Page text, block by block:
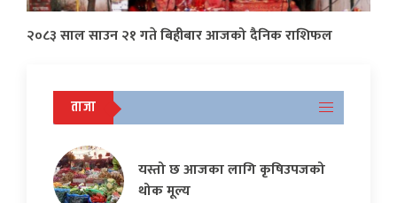
२०८३ साल साउन २१ गते बिहीबार आजको दैनिक राशिफल
ताजा
यस्तो छ आजका लागि कृषिउपजको
थोक मूल्य